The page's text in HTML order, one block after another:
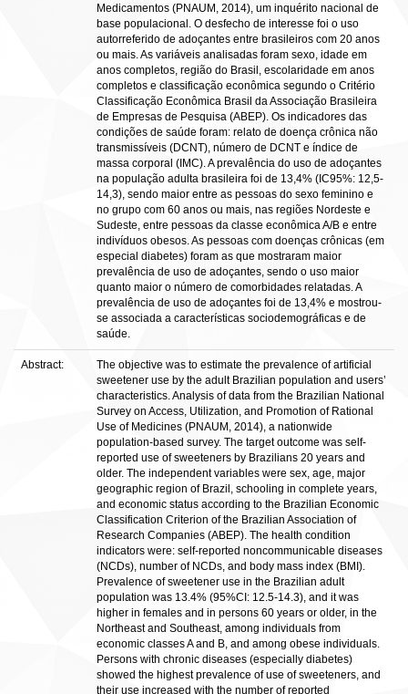
Medicamentos (PNAUM, 2014), um inquérito nacional de
base populacional. O desfecho de interesse foi o uso
autorreferido de adoçantes entre brasileiros com 20 anos
ou mais. As variáveis analisadas foram sexo, idade em
anos completos, região do Brasil, escolaridade em anos
completos e classificação econômica segundo o Critério
Classificação Econômica Brasil da Associação Brasileira
de Empresas de Pesquisa (ABEP). Os indicadores das
condições de saúde foram: relato de doença crônica não
transmissíveis (DCNT), número de DCNT e índice de
massa corporal (IMC). A prevalência do uso de adoçantes
na população adulta brasileira foi de 13,4% (IC95%: 12,5-
14,3), sendo maior entre as pessoas do sexo feminino e
no grupo com 60 anos ou mais, nas regiões Nordeste e
Sudeste, entre pessoas da classe econômica A/B e entre
indivíduos obesos. As pessoas com doenças crônicas (em
especial diabetes) foram as que mostraram maior
prevalência de uso de adoçantes, sendo o uso maior
quanto maior o número de comorbidades relatadas. A
prevalência de uso de adoçantes foi de 13,4% e mostrou-
se associada a características sociodemográficas e de
saúde.
Abstract:
The objective was to estimate the prevalence of artificial
sweetener use by the adult Brazilian population and users’
characteristics. Analysis of data from the Brazilian National
Survey on Access, Utilization, and Promotion of Rational
Use of Medicines (PNAUM, 2014), a nationwide
population-based survey. The target outcome was self-
reported use of sweeteners by Brazilians 20 years and
older. The independent variables were sex, age, major
geographic region of Brazil, schooling in complete years,
and economic status according to the Brazilian Economic
Classification Criterion of the Brazilian Association of
Research Companies (ABEP). The health condition
indicators were: self-reported noncommunicable diseases
(NCDs), number of NCDs, and body mass index (BMI).
Prevalence of sweetener use in the Brazilian adult
population was 13.4% (95%CI: 12.5-14.3), and it was
higher in females and in persons 60 years or older, in the
Northeast and Southeast, among individuals from
economic classes A and B, and among obese individuals.
Persons with chronic diseases (especially diabetes)
showed the highest prevalence of use of sweeteners, and
their use increased with the number of reported